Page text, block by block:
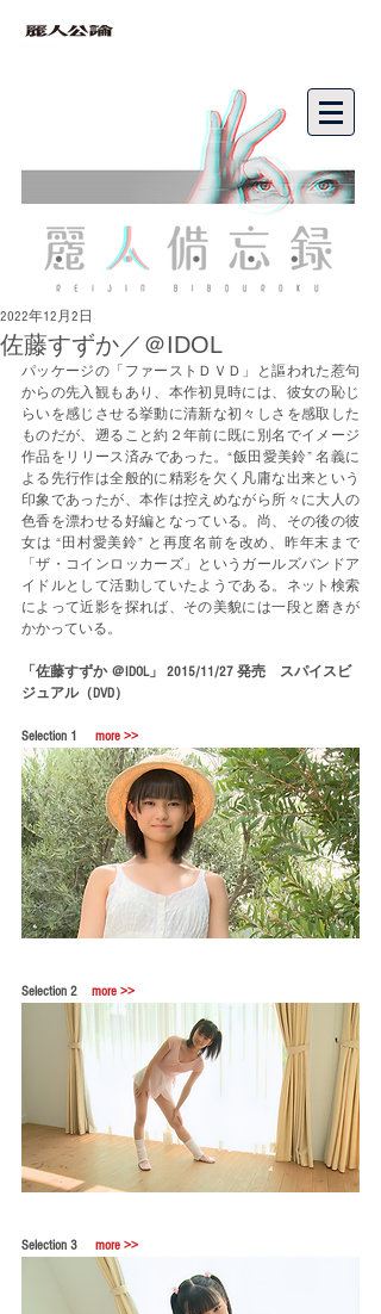
佐藤すずか／＠IDOL
2022年12月2日
パッケージの「ファーストＤＶＤ」と謳われた惹句
からの先入観もあり、本作初見時には、彼女の恥じ
らいを感じさせる挙動に清新な初々しさを感取した
ものだが、遡ること約２年前に既に別名でイメージ
作品をリリース済みであった。“飯田愛美鈴” 名義に
よる先行作は全般的に精彩を欠く凡庸な出来という
印象であったが、本作は控えめながら所々に大人の
色香を漂わせる好編となっている。尚、その後の彼
女は “田村愛美鈴” と再度名前を改め、昨年末まで
「ザ・コインロッカーズ」というガールズバンドア
イドルとして活動していたようである。ネット検索
によって近影を探れば、その美貌には一段と磨きが
かかっている。
「佐藤すずか ＠IDOL」 2015/11/27 発売　スパイスビ
ジュアル（DVD）
Selection 1 more >>
Selection 2 more >>
Selection 3 more >>